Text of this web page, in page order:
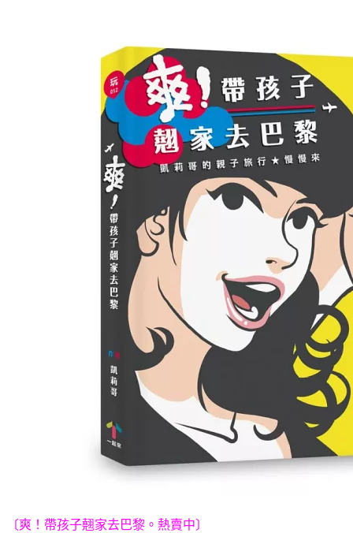
〔爽！帶孩子翹家去巴黎。熱賣中〕